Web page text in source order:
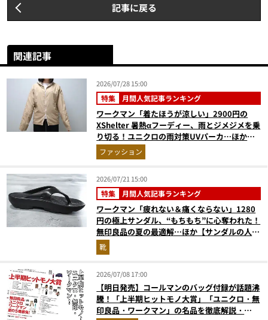
記事に戻る
関連記事
2026/07/28 15:00
特集 月間人気記事ランキング
ワークマン「着たほうが涼しい」2900円の
XShelter 暑熱αフーディー、雨とジメジメを乗
り切る！ユニクロの雨対策UVパーカ…ほか
【アウターの人気記事ランキングベスト3】
（2026年6月版）
ファッション
2026/07/21 15:00
特集 月間人気記事ランキング
ワークマン「疲れない＆痛くならない」1280
円の極上サンダル、“もちもち”に心奪われた！
無印良品の夏の最適解…ほか【サンダルの人気
記事ランキングベスト3】（2026年6月版）
靴
2026/07/08 17:00
【明日発売】コールマンのバッグ付録が話題沸
騰！「上半期ヒットモノ大賞」「ユニクロ・無
印良品・ワークマン」の名品を徹底解説・